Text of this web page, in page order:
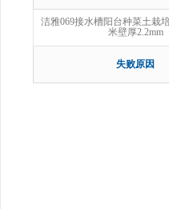
洁雅069接水槽阳台种菜土栽
米壁厚2.2mm
失败原因